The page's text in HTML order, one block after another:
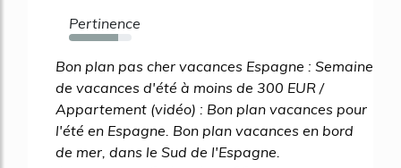
Pertinence
78%
Bon plan pas cher vacances Espagne : Semaine
de vacances d'été à moins de 300 EUR /
Appartement (vidéo) : Bon plan vacances pour
l'été en Espagne. Bon plan vacances en bord
de mer, dans le Sud de l'Espagne.